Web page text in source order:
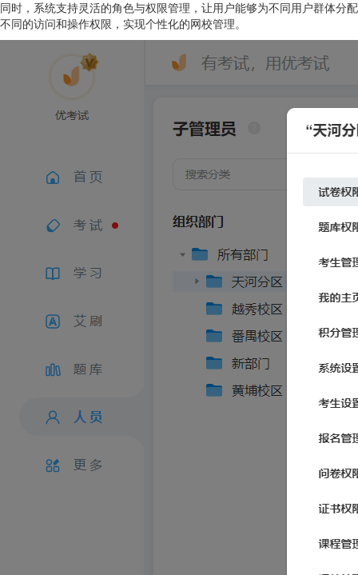
同时，系统支持灵活的角色与权限管理，让用户能够为不同用户群体分配
不同的访问和操作权限，实现个性化的网校管理。